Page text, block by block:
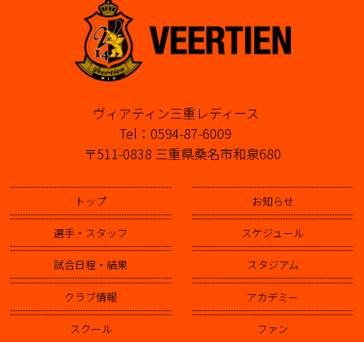
ヴィアティン三重レディース
Tel：0594-87-6009
〒511-0838 三重県桑名市和泉680
トップ お知らせ
選手・スタッフ スケジュール
試合日程・結果 スタジアム
クラブ情報 アカデミー
スクール ファン